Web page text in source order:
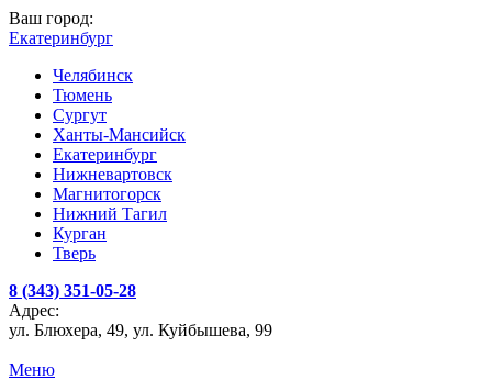
Ваш город:
Екатеринбург
Челябинск
Тюмень
Сургут
Ханты-Мансийск
Екатеринбург
Нижневартовск
Магнитогорск
Нижний Тагил
Курган
Тверь
8 (343) 351-05-28
Адрес:
ул. Блюхера, 49, ул. Куйбышева, 99
Меню